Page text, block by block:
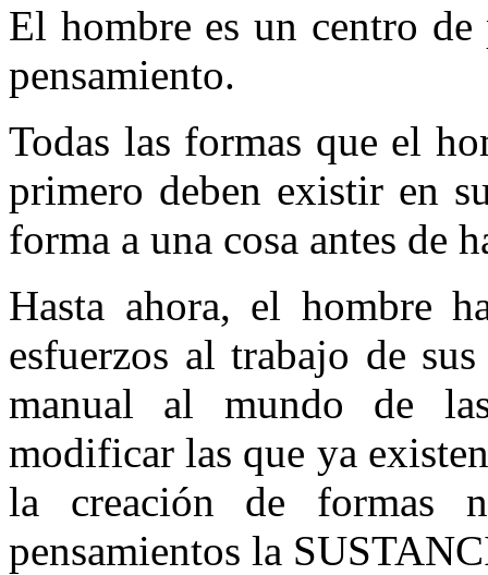
El hombre es un centro
pensamiento.
Todas las formas que el
primero deben existir en
forma a una cosa antes de
Hasta ahora, el hombre
esfuerzos al trabajo de
manual al mundo de
modificar las que ya
la creación de formas
pensamientos la